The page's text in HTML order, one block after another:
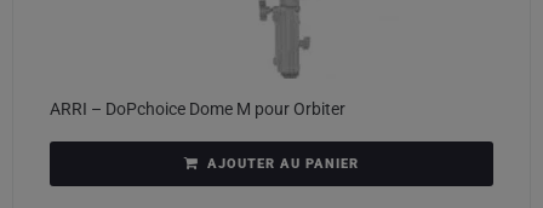
ARRI – DoPchoice Dome M pour Orbiter
AJOUTER AU PANIER